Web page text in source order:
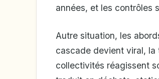
années, et les contrôles
Autre situation, les
cascade devient viral, la
collectivités réagissent